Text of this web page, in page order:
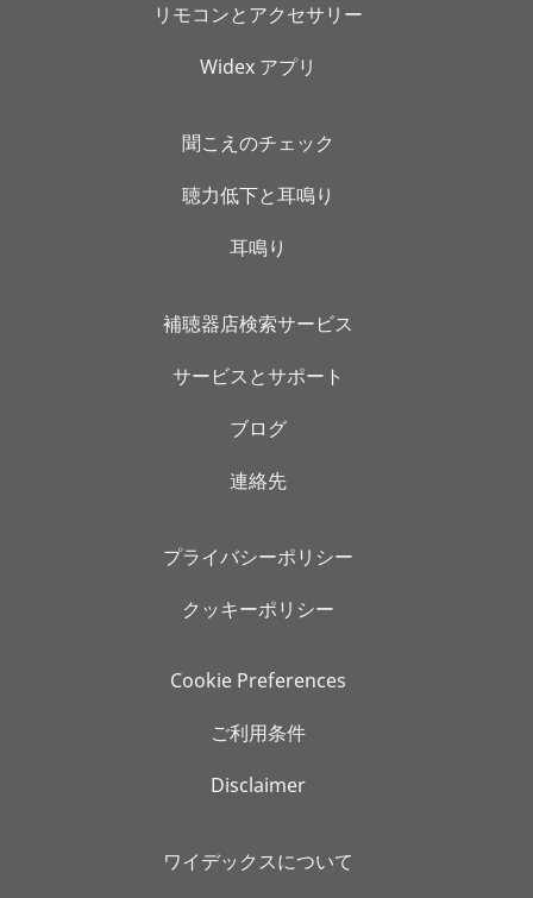
リモコンとアクセサリー
Widex アプリ
聞こえのチェック
聴力低下と耳鳴り
耳鳴り
補聴器店検索サービス
サービスとサポート
ブログ
連絡先
プライバシーポリシー
クッキーポリシー
Cookie Preferences
ご利用条件
Disclaimer
ワイデックスについて